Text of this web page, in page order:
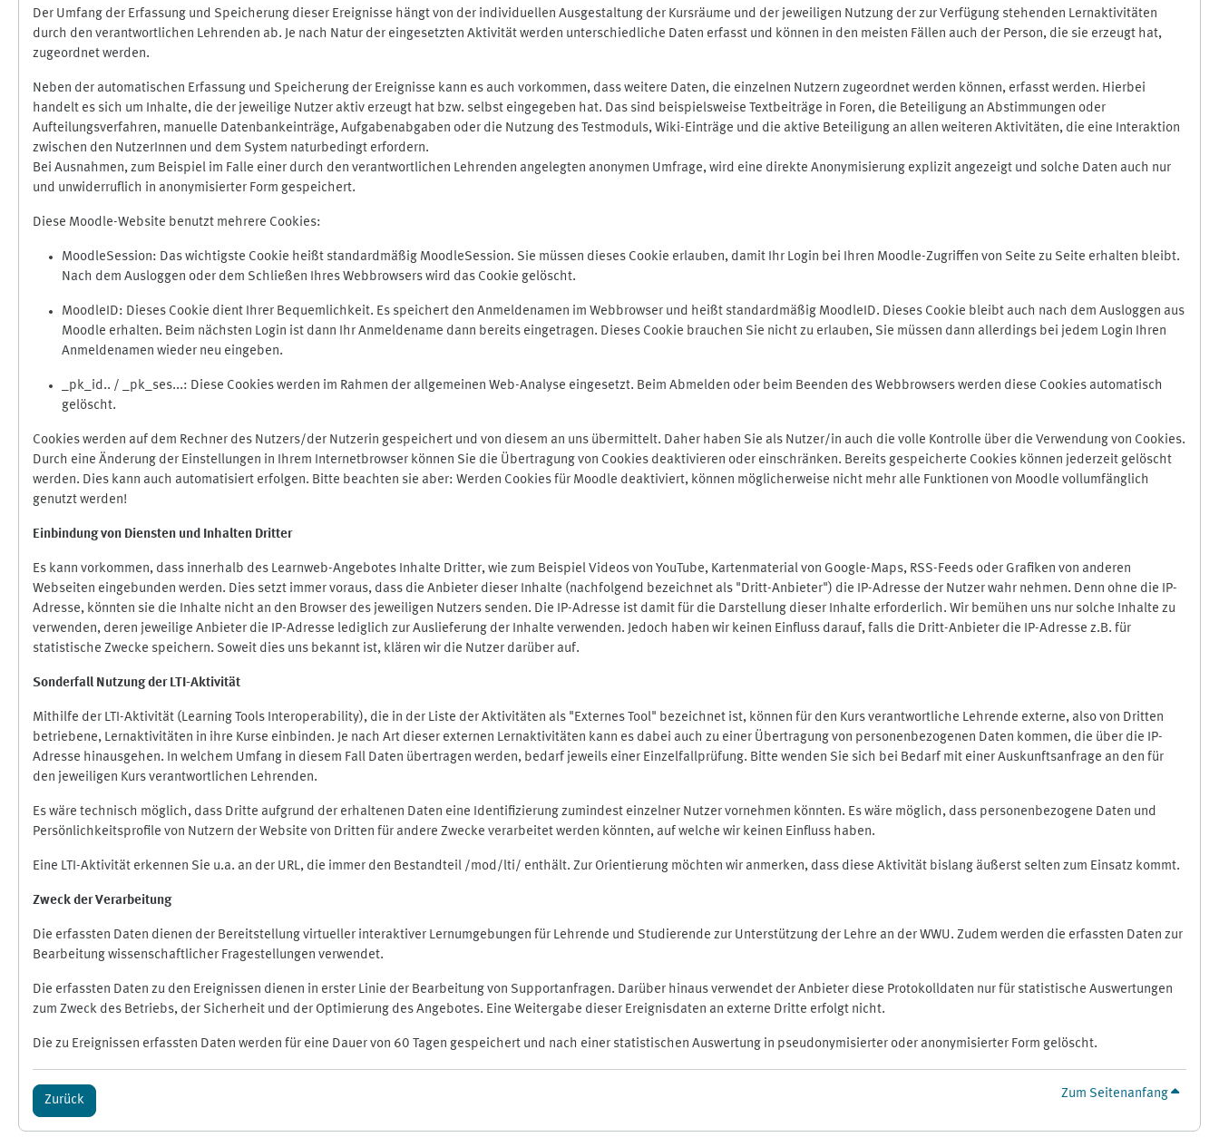
Der Umfang der Erfassung und Speicherung dieser Ereignisse hängt von der individuellen Ausgestaltung der Kursräume und der jeweiligen Nutzung der zur Verfügung stehenden Lernaktivitäten
durch den verantwortlichen Lehrenden ab. Je nach Natur der eingesetzten Aktivität werden unterschiedliche Daten erfasst und können in den meisten Fällen auch der Person, die sie erzeugt hat,
zugeordnet werden.
Neben der automatischen Erfassung und Speicherung der Ereignisse kann es auch vorkommen, dass weitere Daten, die einzelnen Nutzern zugeordnet werden können, erfasst werden. Hierbei
handelt es sich um Inhalte, die der jeweilige Nutzer aktiv erzeugt hat bzw. selbst eingegeben hat. Das sind beispielsweise Textbeiträge in Foren, die Beteiligung an Abstimmungen oder
Aufteilungsverfahren, manuelle Datenbankeinträge, Aufgabenabgaben oder die Nutzung des Testmoduls, Wiki-Einträge und die aktive Beteiligung an allen weiteren Aktivitäten, die eine Interaktion
zwischen den NutzerInnen und dem System naturbedingt erfordern.
Bei Ausnahmen, zum Beispiel im Falle einer durch den verantwortlichen Lehrenden angelegten anonymen Umfrage, wird eine direkte Anonymisierung explizit angezeigt und solche Daten auch nur
und unwiderruflich in anonymisierter Form gespeichert.
Diese Moodle-Website benutzt mehrere Cookies:
MoodleSession: Das wichtigste Cookie heißt standardmäßig MoodleSession. Sie müssen dieses Cookie erlauben, damit Ihr Login bei Ihren Moodle-Zugriffen von Seite zu Seite erhalten bleibt.
Nach dem Ausloggen oder dem Schließen Ihres Webbrowsers wird das Cookie gelöscht.
MoodleID: Dieses Cookie dient Ihrer Bequemlichkeit. Es speichert den Anmeldenamen im Webbrowser und heißt standardmäßig MoodleID. Dieses Cookie bleibt auch nach dem Ausloggen aus
Moodle erhalten. Beim nächsten Login ist dann Ihr Anmeldename dann bereits eingetragen. Dieses Cookie brauchen Sie nicht zu erlauben, Sie müssen dann allerdings bei jedem Login Ihren
Anmeldenamen wieder neu eingeben.
_pk_id.. / _pk_ses...: Diese Cookies werden im Rahmen der allgemeinen Web-Analyse eingesetzt. Beim Abmelden oder beim Beenden des Webbrowsers werden diese Cookies automatisch
gelöscht.
Cookies werden auf dem Rechner des Nutzers/der Nutzerin gespeichert und von diesem an uns übermittelt. Daher haben Sie als Nutzer/in auch die volle Kontrolle über die Verwendung von Cookies.
Durch eine Änderung der Einstellungen in Ihrem Internetbrowser können Sie die Übertragung von Cookies deaktivieren oder einschränken. Bereits gespeicherte Cookies können jederzeit gelöscht
werden. Dies kann auch automatisiert erfolgen. Bitte beachten sie aber: Werden Cookies für Moodle deaktiviert, können möglicherweise nicht mehr alle Funktionen von Moodle vollumfänglich
genutzt werden!
Einbindung von Diensten und Inhalten Dritter
Es kann vorkommen, dass innerhalb des Learnweb-Angebotes Inhalte Dritter, wie zum Beispiel Videos von YouTube, Kartenmaterial von Google-Maps, RSS-Feeds oder Grafiken von anderen
Webseiten eingebunden werden. Dies setzt immer voraus, dass die Anbieter dieser Inhalte (nachfolgend bezeichnet als "Dritt-Anbieter") die IP-Adresse der Nutzer wahr nehmen. Denn ohne die IP-
Adresse, könnten sie die Inhalte nicht an den Browser des jeweiligen Nutzers senden. Die IP-Adresse ist damit für die Darstellung dieser Inhalte erforderlich. Wir bemühen uns nur solche Inhalte zu
verwenden, deren jeweilige Anbieter die IP-Adresse lediglich zur Auslieferung der Inhalte verwenden. Jedoch haben wir keinen Einfluss darauf, falls die Dritt-Anbieter die IP-Adresse z.B. für
statistische Zwecke speichern. Soweit dies uns bekannt ist, klären wir die Nutzer darüber auf.
Sonderfall Nutzung der LTI-Aktivität
Mithilfe der LTI-Aktivität (Learning Tools Interoperability), die in der Liste der Aktivitäten als "Externes Tool" bezeichnet ist, können für den Kurs verantwortliche Lehrende externe, also von Dritten
betriebene, Lernaktivitäten in ihre Kurse einbinden. Je nach Art dieser externen Lernaktivitäten kann es dabei auch zu einer Übertragung von personenbezogenen Daten kommen, die über die IP-
Adresse hinausgehen. In welchem Umfang in diesem Fall Daten übertragen werden, bedarf jeweils einer Einzelfallprüfung. Bitte wenden Sie sich bei Bedarf mit einer Auskunftsanfrage an den für
den jeweiligen Kurs verantwortlichen Lehrenden.
Es wäre technisch möglich, dass Dritte aufgrund der erhaltenen Daten eine Identifizierung zumindest einzelner Nutzer vornehmen könnten. Es wäre möglich, dass personenbezogene Daten und
Persönlichkeitsprofile von Nutzern der Website von Dritten für andere Zwecke verarbeitet werden könnten, auf welche wir keinen Einfluss haben.
Eine LTI-Aktivität erkennen Sie u.a. an der URL, die immer den Bestandteil /mod/lti/ enthält. Zur Orientierung möchten wir anmerken, dass diese Aktivität bislang äußerst selten zum Einsatz kommt.
Zweck der Verarbeitung
Die erfassten Daten dienen der Bereitstellung virtueller interaktiver Lernumgebungen für Lehrende und Studierende zur Unterstützung der Lehre an der WWU. Zudem werden die erfassten Daten zur
Bearbeitung wissenschaftlicher Fragestellungen verwendet.
Die erfassten Daten zu den Ereignissen dienen in erster Linie der Bearbeitung von Supportanfragen. Darüber hinaus verwendet der Anbieter diese Protokolldaten nur für statistische Auswertungen
zum Zweck des Betriebs, der Sicherheit und der Optimierung des Angebotes. Eine Weitergabe dieser Ereignisdaten an externe Dritte erfolgt nicht.
Die zu Ereignissen erfassten Daten werden für eine Dauer von 60 Tagen gespeichert und nach einer statistischen Auswertung in pseudonymisierter oder anonymisierter Form gelöscht.
Zurück Zum Seitenanfang